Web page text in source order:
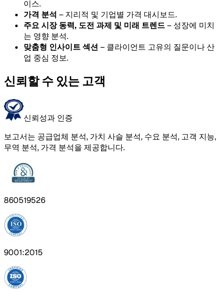
이스.
가격 분석 – 지리적 및 기업별 가격 대시보드.
주요 시장 동력, 도전 과제 및 미래 트렌드– 성장에 미치
는 영향 분석.
맞춤형 인사이트 섹션 – 클라이언트 고유의 질문이나 산
업 중심 정보.
신뢰할 수 있는 고객
신뢰성과 인증
보고서는 공급업체 분석, 가치 사슬 분석, 수요 분석, 고객 지능,
무역 분석, 가격 분석을 제공합니다.
860519526
9001:2015